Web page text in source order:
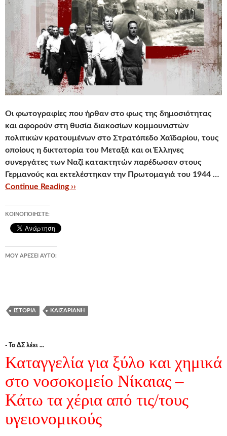
Οι φωτογραφίες που ήρθαν στο φως της δημοσιότητας
και αφορούν στη θυσία διακοσίων κομμουνιστών
πολιτικών κρατουμένων στο Στρατόπεδο Χαϊδαρίου, τους
οποίους η δικτατορία του Μεταξά και οι Έλληνες
συνεργάτες των Ναζί κατακτητών παρέδωσαν στους
Γερμανούς και εκτελέστηκαν την Πρωτομαγιά του 1944 …
Continue Reading ››
ΚΟΙΝΟΠΟΙΉΣΤΕ:
ΜΟΥ ΑΡΈΣΕΙ ΑΥΤΌ:
ΙΣΤΟΡΊΑ ΚΑΙΣΑΡΙΑΝΉ
- Το ΔΣ λέει ...
Καταγγελία για ξύλο και χημικά
στο νοσοκομείο Νίκαιας –
Κάτω τα χέρια από τις/τους
υγειονομικούς